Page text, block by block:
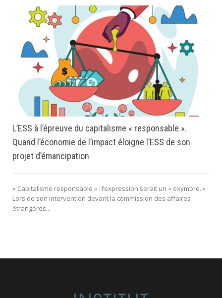
L’ESS à l’épreuve du capitalisme « responsable ».
Quand l’économie de l’impact éloigne l’ESS de son
projet d’émancipation
« Capitalisme responsable » : l’expression serait un « oxymore. »
Lors de son intervention devant la commission des affaires
étrangères...